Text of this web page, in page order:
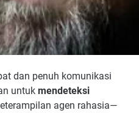
dan penuh komunikasi
untuk mendeteksi
agen rahasia—